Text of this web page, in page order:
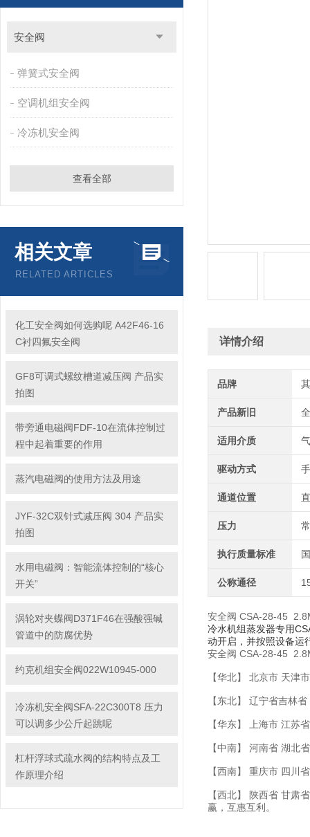
安全阀
弹簧式安全阀
空调机组安全阀
冷冻机安全阀
查看全部
相关文章
RELATED ARTICLES
化工安全阀如何选购呢 A42F46-16
C衬四氟安全阀
GF8可调式螺纹槽道减压阀 产品实
拍图
带旁通电磁阀FDF-10在流体控制过
程中起着重要的作用
蒸汽电磁阀的使用方法及用途
JYF-32C双针式减压阀 304 产品实
拍图
水用电磁阀：智能流体控制的“核心
开关”
涡轮对夹蝶阀D371F46在强酸强碱
管道中的防腐优势
约克机组安全阀022W10945-000
冷冻机安全阀SFA-22C300T8 压力
可以调多少公斤起跳呢
杠杆浮球式疏水阀的结构特点及工
作原理介绍
详情介绍
品牌
产品新旧
适用介质
驱动方式
通道位置
压力
执行质量标准
公称通径
安全阀 CSA-28-45
冷水机组蒸发器专用
动开启，并按照设备运
安全阀 CSA-28-45
【华北】 北京市 天津
【东北】 辽宁省吉林
【华东】 上海市 江苏
【中南】 河南省 湖北
【西南】 重庆市 四川
【西北】 陕西省 甘肃
赢，互惠互利。